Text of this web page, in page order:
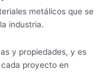
metálicos que se
industria.
y propiedades, y es
proyecto en